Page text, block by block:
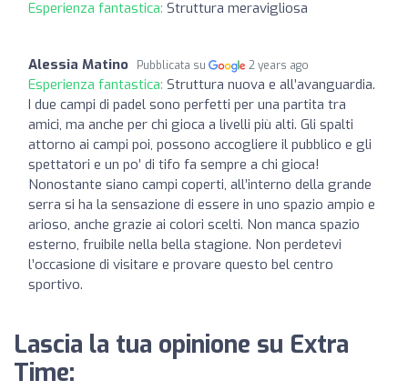
Esperienza fantastica: Struttura meravigliosa
Alessia Matino Pubblicata su 2 years ago
Esperienza fantastica: Struttura nuova e all’avanguardia.
I due campi di padel sono perfetti per una partita tra
amici, ma anche per chi gioca a livelli più alti. Gli spalti
attorno ai campi poi, possono accogliere il pubblico e gli
spettatori e un po’ di tifo fa sempre a chi gioca!
Nonostante siano campi coperti, all’interno della grande
serra si ha la sensazione di essere in uno spazio ampio e
arioso, anche grazie ai colori scelti. Non manca spazio
esterno, fruibile nella bella stagione. Non perdetevi
l’occasione di visitare e provare questo bel centro
sportivo.
Lascia la tua opinione su Extra
Time: